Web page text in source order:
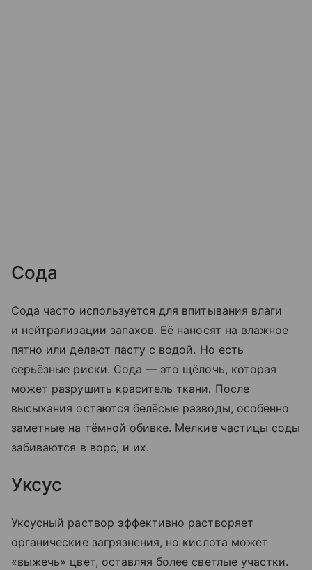
Сода
Сода часто используется для впитывания влаги
и нейтрализации запахов. Её наносят на влажное
пятно или делают пасту с водой. Но есть
серьёзные риски. Сода — это щёлочь, которая
может разрушить краситель ткани. После
высыхания остаются белёсые разводы, особенно
заметные на тёмной обивке. Мелкие частицы соды
забиваются в ворс, и их.
Уксус
Уксусный раствор эффективно растворяет
органические загрязнения, но кислота может
«выжечь» цвет, оставляя более светлые участки.